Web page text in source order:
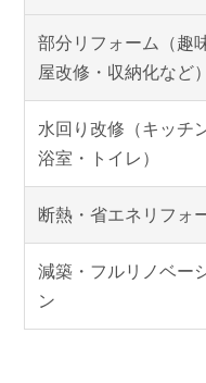
部分リフォーム（趣
屋改修・収納化など）
水回り改修（キッチ
浴室・トイレ）
断熱・省エネリフォ
減築・フルリノベー
ン